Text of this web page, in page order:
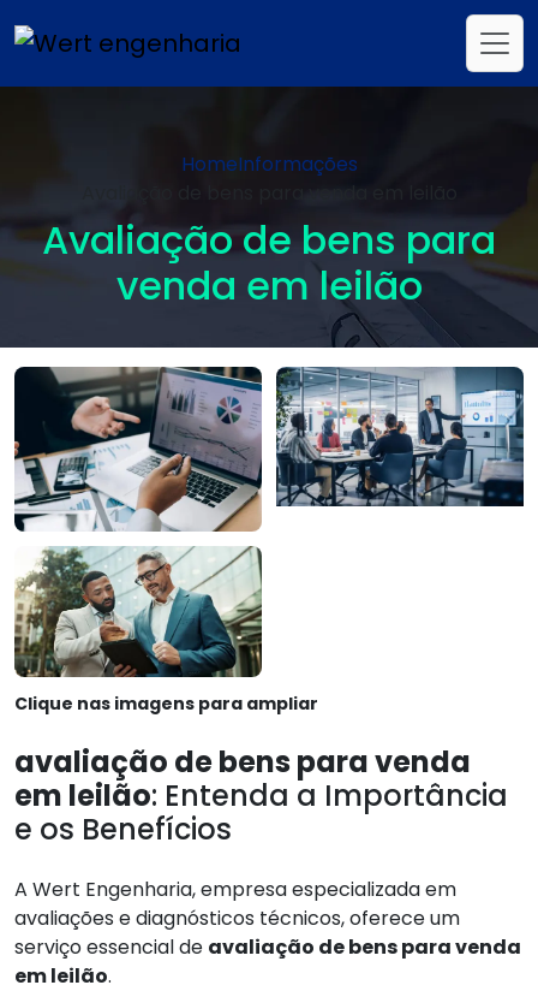
HomeInformações
Avaliação de bens para
venda em leilão
Clique nas imagens para ampliar
avaliação de bens para venda
em leilão: Entenda a Importância
e os Benefícios
A Wert Engenharia, empresa especializada em
avaliações e diagnósticos técnicos, oferece um
serviço essencial de avaliação de bens para venda
em leilão.